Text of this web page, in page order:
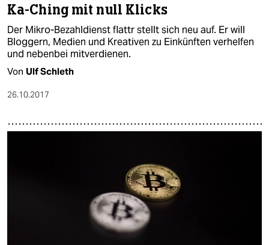
Ka-Ching mit null Klicks
Der Mikro-Bezahldienst flattr stellt sich neu auf. Er will
Bloggern, Medien und Kreativen zu Einkünften verhelfen
und nebenbei mitverdienen.
Von Ulf Schleth
26.10.2017